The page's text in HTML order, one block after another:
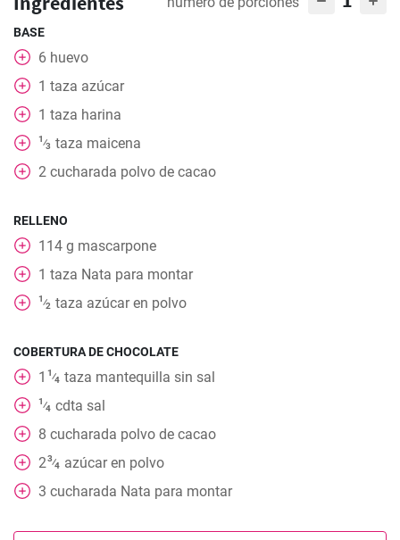
BASE
6 huevo
1 taza azúcar
1 taza harina
1⁄3 taza maicena
2 cucharada polvo de cacao
RELLENO
114 g mascarpone
1 taza Nata para montar
1⁄2 taza azúcar en polvo
COBERTURA DE CHOCOLATE
1 1⁄4 taza mantequilla sin sal
1⁄4 cdta sal
8 cucharada polvo de cacao
23⁄4
azúcar en polvo
3 cucharada Nata para montar